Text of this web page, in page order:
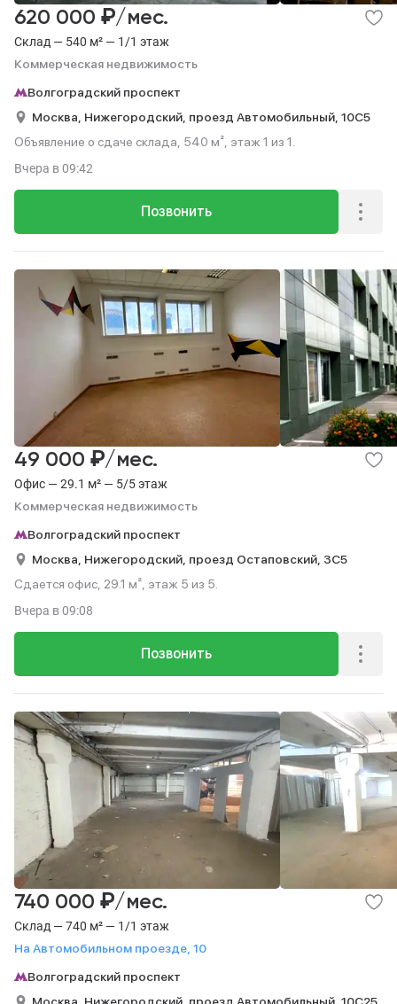
Склад — 540 м² — 1/1 этаж
Коммерческая недвижимость
620 000 ₽/мес.
Волгоградский проспект
Москва, Нижегородский, проезд Автомобильный, 10С5
Объявление о сдаче склада, 540 м², этаж 1 из 1.
Позвонить
Вчера в 09:42
Офис — 29.1 м² — 5/5 этаж
Коммерческая недвижимость
49 000 ₽/мес.
Волгоградский проспект
Москва, Нижегородский, проезд Остаповский, 3С5
Сдается офис, 29.1 м², этаж 5 из 5.
Позвонить
Вчера в 09:08
Склад — 740 м² — 1/1 этаж
На Автомобильном проезде, 10
740 000 ₽/мес.
Волгоградский проспект
Москва, Нижегородский, проезд Автомобильный, 10С25